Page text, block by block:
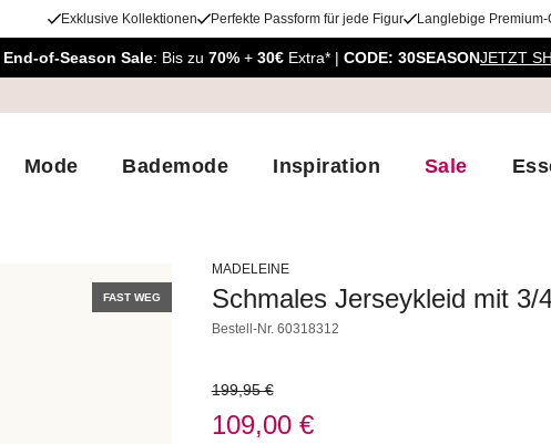
Exklusive Kollektionen Perfekte Passform für jede Figur Langlebige Premium-
End-of-Season Sale: Bis zu 70% + 30€ Extra* | CODE: 30SEASONJETZT
Mode Bademode Inspiration Sale
FAST WEG
MADELEINE
Schmales Jerseykleid mit 3/
Bestell-Nr. 60318312
199,95 €
109,00 €